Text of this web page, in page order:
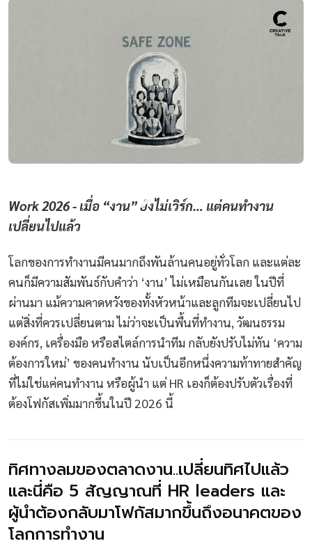
Work 2026 - เมื่อ “งาน” ยังไม่เวิร์ก… แต่คนทำงาน
เปลี่ยนไปแล้ว
โลกของการทำงานมีคนมากถึงพันล้านคนอยู่ทั่วโลก และแต่ละ
คนก็มีความสัมพันธ์กับคำว่า ‘งาน’ ไม่เหมือนกันเลย ในปีที่
ผ่านมา แม้ความคาดหวังของทั้งหัวหน้าและลูกทีมจะเปลี่ยนไป
แต่สิ่งที่ควรเปลี่ยนตาม ไม่ว่าจะเป็นพื้นที่ทำงาน, วัฒนธรรม
องค์กร, เครื่องมือ หรือสไตล์การนำทีม กลับยังปรับไม่ทัน ‘ความ
ต้องการใหม่’ ของคนทำงาน นับเป็นอีกหนึ่งความท้าทายสำคัญ
ที่ไม่ใช่แค่คนทำงาน หรือผู้นำ แต่ HR เองก็ต้องปรับตัวเรื่องที่
ต้องโฟกัสเพิ่มมากขึ้นในปี 2026 นี้
ทิศทางลมของตลาดงาน..เปลี่ยนทิศไปแล้ว
และนี่คือ 5 สัญญาณที่ HR leaders และ
ผู้นำต้องกลับมาโฟกัสมากขึ้นถึงอนาคตของ
โลกการทำงาน